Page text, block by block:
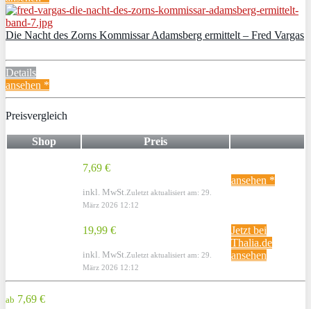
Die Nacht des Zorns Kommissar Adamsberg ermittelt – Fred Vargas
Details
ansehen *
Preisvergleich
Shop Preis
7,69 €
inkl. MwSt. Zuletzt aktualisiert am: 29.
März 2026 12:12
ansehen *
19,99 €
inkl. MwSt. Zuletzt aktualisiert am: 29.
März 2026 12:12
Jetzt bei
Thalia.de
ansehen
ab 7,69 €